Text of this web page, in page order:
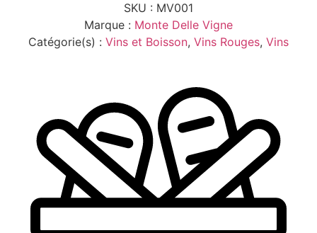
SKU : MV001
Marque : Monte Delle Vigne
Catégorie(s) : Vins et Boisson, Vins Rouges, Vins